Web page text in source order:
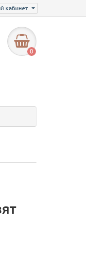
кабинет
0